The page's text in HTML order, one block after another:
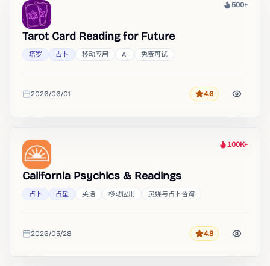
热度
500+
Tarot Card Reading for Future
塔罗 占卜 移动应用 AI 免费可试
收录时间
2026/06/01 评分4.6
热度
100K+
California Psychics & Readings
占卜 占星 英语 移动应用 灵媒与占卜咨询
收录时间
2026/05/28 评分4.8